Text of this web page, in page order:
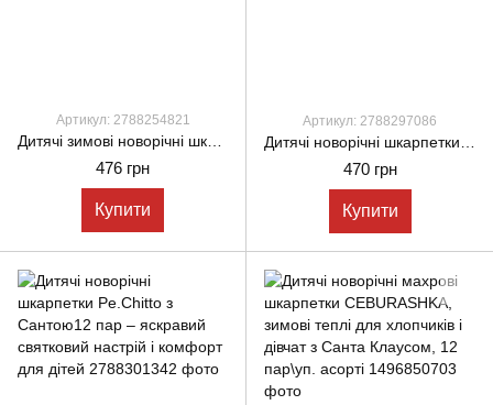
Артикул: 2788254821
476 грн
Купити
Артикул: 2788297086
470 грн
Купити